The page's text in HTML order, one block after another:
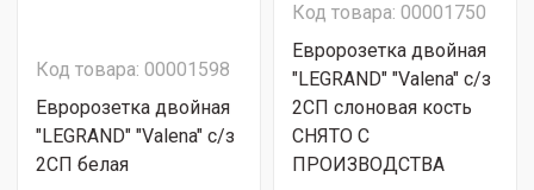
Код товара: 00001598
Евророзетка двойная
"LEGRAND" "Valena" с/з
2СП белая
Код товара: 00001750
Евророзетка двойная
"LEGRAND" "Valena" с/з
2СП слоновая кость
СНЯТО С
ПРОИЗВОДСТВА